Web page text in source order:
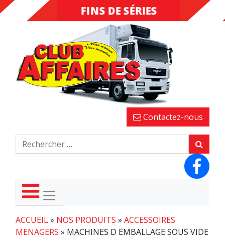
DESTOCKAGE
FINS DE SÉRIES
Contactez-nous
ACCUEIL» NOS PRODUITS » ACCESSOIRES
MENAGERS » MACHINES D EMBALLAGE SOUS VIDE